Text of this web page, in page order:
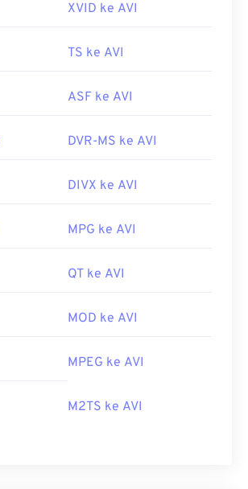
XVID ke AVI
TS ke AVI
ASF ke AVI
DVR-MS ke AVI
DIVX ke AVI
MPG ke AVI
QT ke AVI
MOD ke AVI
MPEG ke AVI
M2TS ke AVI